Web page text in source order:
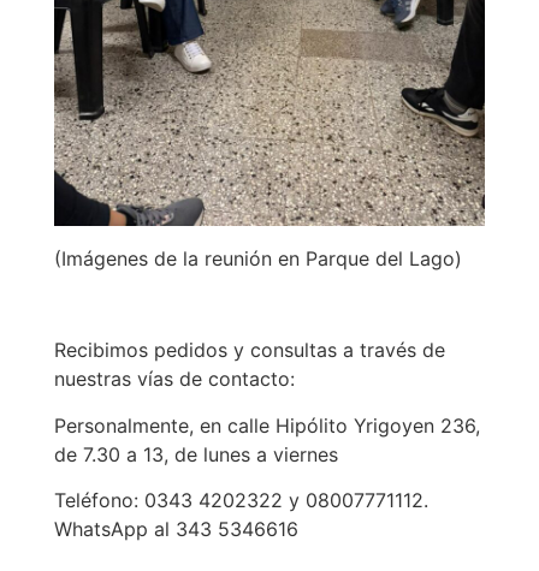
(Imágenes de la reunión en Parque del Lago)
Recibimos pedidos y consultas a través de
nuestras vías de contacto:
Personalmente, en calle Hipólito Yrigoyen 236,
de 7.30 a 13, de lunes a viernes
Teléfono: 0343 4202322 y 08007771112.
WhatsApp al 343 5346616